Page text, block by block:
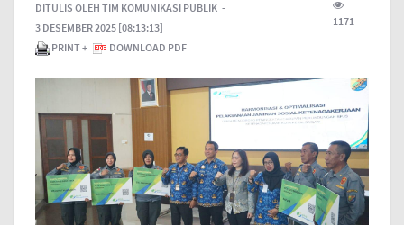
DITULIS OLEH TIM KOMUNIKASI PUBLIK
3 DESEMBER 2025 [08:13:13]
1171
PRINT +
DOWNLOAD PDF